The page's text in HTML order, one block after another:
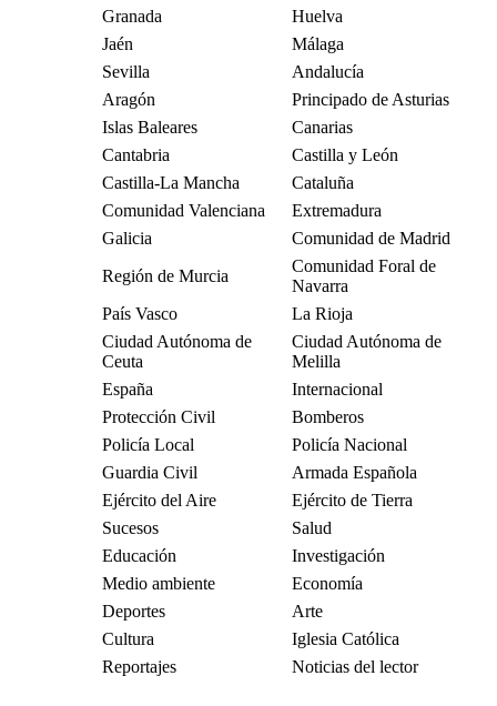
Granada
Huelva
Jaén
Málaga
Sevilla
Andalucía
Aragón
Principado de Asturias
Islas Baleares
Canarias
Cantabria
Castilla y León
Castilla-La Mancha
Cataluña
Comunidad Valenciana
Extremadura
Galicia
Comunidad de Madrid
Región de Murcia
Comunidad Foral de
Navarra
País Vasco
La Rioja
Ciudad Autónoma de
Ceuta
Ciudad Autónoma de
Melilla
España
Internacional
Protección Civil
Bomberos
Policía Local
Policía Nacional
Guardia Civil
Armada Española
Ejército del Aire
Ejército de Tierra
Sucesos
Salud
Educación
Investigación
Medio ambiente
Economía
Deportes
Arte
Cultura
Iglesia Católica
Reportajes
Noticias del lector